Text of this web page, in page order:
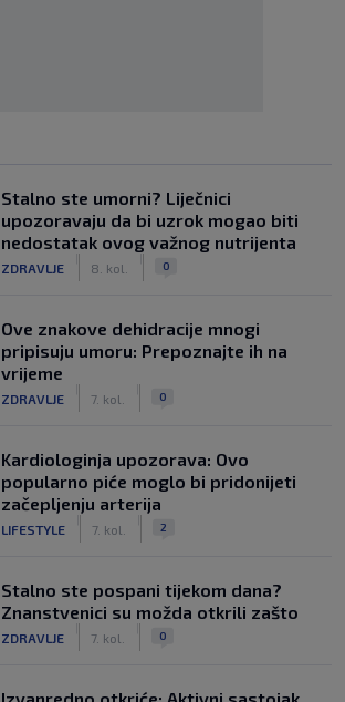
Stalno ste umorni? Liječnici
upozoravaju da bi uzrok mogao biti
nedostatak ovog važnog nutrijenta
ZDRAVLJE 8. kol. 0
Ove znakove dehidracije mnogi
pripisuju umoru: Prepoznajte ih na
vrijeme
ZDRAVLJE 7. kol. 0
Kardiologinja upozorava: Ovo
popularno piće moglo bi pridonijeti
začepljenju arterija
LIFESTYLE 7. kol. 2
Stalno ste pospani tijekom dana?
Znanstvenici su možda otkrili zašto
ZDRAVLJE 7. kol. 0